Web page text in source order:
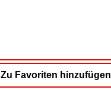
Zu Favoriten hinzufügen